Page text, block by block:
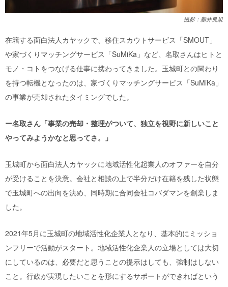
撮影：新井良規
在籍する面白法人カヤックで、移住スカウトサービス「SMOUT」
や家づくりマッチングサービス「SuMiKa」など、名取さんはヒトと
モノ・コトをつなげる仕事に携わってきました。玉城町との関わり
を持つ転機となったのは、家づくりマッチングサービス「SuMiKa」
の事業が売却されたタイミングでした。
ー名取さん「事業の売却・整理がついて、独立を視野に新しいこと
やってみようかなと思ってさ。」
玉城町から面白法人カヤックに地域活性化起業人のオファーを自分
が受けることを決意。会社と相談の上で半分だけ在籍を残した状態
で玉城町への出向を決め、同時期に合同会社コバダマンを創業しま
した。
2021年5月に玉城町の地域活性化企業人となり、基本的にミッショ
ンフリーで活動がスタート。地域活性化企業人の立場としては大切
にしているのは、必要だと思うことの提示はしても、強制はしない
こと。行政が実現したいことを形にするサポートができればという